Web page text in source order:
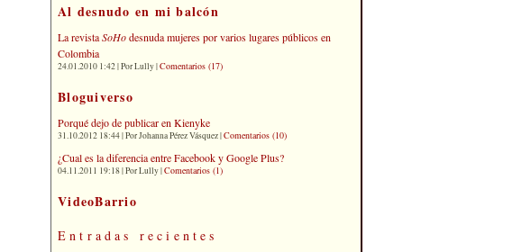
Al desnudo en mi balcón
La revistaSoHodesnuda mujeres por varios lugares públicos en
Colombia
24.01.2010 1:42 | Por Lully |Comentarios (17)
Bloguiverso
Porqué dejo de publicar en Kienyke
31.10.2012 18:44 | Por Johanna Pérez Vásquez |Comentarios (10)
¿Cual es la diferencia entre Facebook y Google Plus?
04.11.2011 19:18 | Por Lully |Comentarios (1)
VideoBarrio
Entradas recientes